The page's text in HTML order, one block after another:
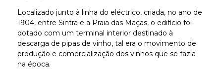
Localizado junto à linha do eléctrico, criada, no ano de
1904, entre Sintra e a Praia das Maças, o edifício foi
dotado com um terminal interior destinado à
descarga de pipas de vinho, tal era o movimento de
produção e comercialização dos vinhos que se fazia
na época.